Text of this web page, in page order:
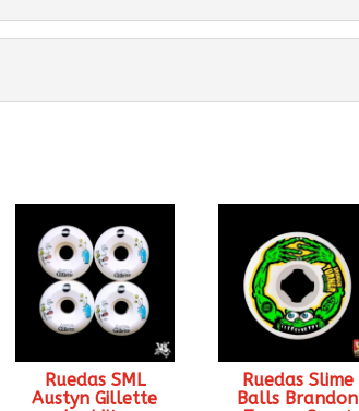
Ruedas SML
Austyn Gillette
Ruedas Slime
Balls Brandon